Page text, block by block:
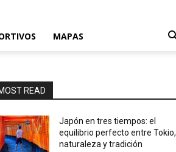
MAPAS
READ
Japón en tres tiempos: el
equilibrio perfecto entre Tokio,
naturaleza y tradición